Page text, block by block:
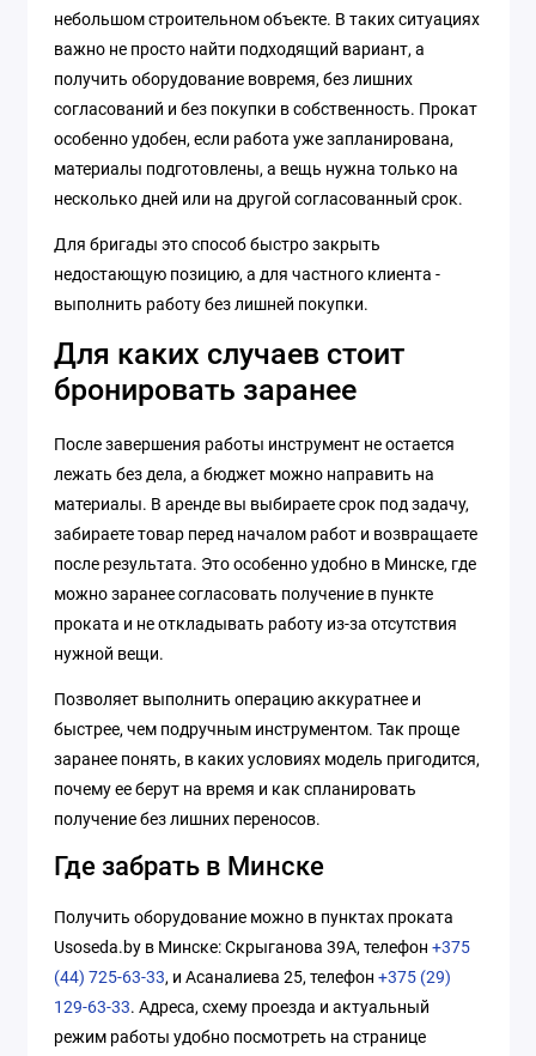
небольшом строительном объекте. В таких ситуациях
важно не просто найти подходящий вариант, а
получить оборудование вовремя, без лишних
согласований и без покупки в собственность. Прокат
особенно удобен, если работа уже запланирована,
материалы подготовлены, а вещь нужна только на
несколько дней или на другой согласованный срок.
Для бригады это способ быстро закрыть
недостающую позицию, а для частного клиента -
выполнить работу без лишней покупки.
Для каких случаев стоит
бронировать заранее
После завершения работы инструмент не остается
лежать без дела, а бюджет можно направить на
материалы. В аренде вы выбираете срок под задачу,
забираете товар перед началом работ и возвращаете
после результата. Это особенно удобно в Минске, где
можно заранее согласовать получение в пункте
проката и не откладывать работу из-за отсутствия
нужной вещи.
Позволяет выполнить операцию аккуратнее и
быстрее, чем подручным инструментом. Так проще
заранее понять, в каких условиях модель пригодится,
почему ее берут на время и как спланировать
получение без лишних переносов.
Где забрать в Минске
Получить оборудование можно в пунктах проката
Usoseda.by в Минске: Скрыганова 39А, телефон +375
(44) 725-63-33, и Асаналиева 25, телефон +375 (29)
129-63-33. Адреса, схему проезда и актуальный
режим работы удобно посмотреть на странице